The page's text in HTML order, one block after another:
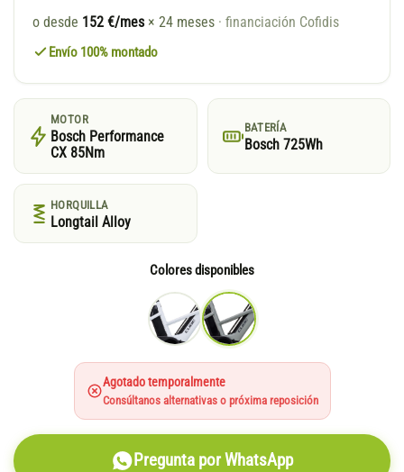
o desde 152 €/mes × 24 meses · financiación Cofidis
Envío 100% montado
MOTOR
Bosch Performance
CX 85Nm
BATERÍA
Bosch 725Wh
HORQUILLA
Longtail Alloy
Colores disponibles
Agotado temporalmente
Consúltanos alternativas o próxima reposición
Pregunta por WhatsApp